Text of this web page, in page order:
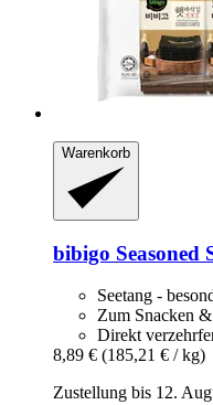
Warenkorb
bibigo Seasoned
Seetang -
Zum Snacken
Direkt
8,89 € (185,21 € / kg)
Zustellung bis 12.